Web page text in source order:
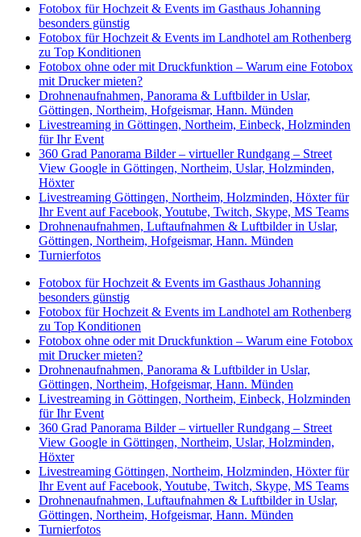
Fotobox für Hochzeit & Events im Gasthaus Johanning
besonders günstig
Fotobox für Hochzeit & Events im Landhotel am Rothenberg
zu Top Konditionen
Fotobox ohne oder mit Druckfunktion – Warum eine Fotobox
mit Drucker mieten?
Drohnenaufnahmen, Panorama & Luftbilder in Uslar,
Göttingen, Northeim, Hofgeismar, Hann. Münden
Livestreaming in Göttingen, Northeim, Einbeck, Holzminden
für Ihr Event
360 Grad Panorama Bilder – virtueller Rundgang – Street
View Google in Göttingen, Northeim, Uslar, Holzminden,
Höxter
Livestreaming Göttingen, Northeim, Holzminden, Höxter für
Ihr Event auf Facebook, Youtube, Twitch, Skype, MS Teams
Drohnenaufnahmen, Luftaufnahmen & Luftbilder in Uslar,
Göttingen, Northeim, Hofgeismar, Hann. Münden
Turnierfotos
Fotobox für Hochzeit & Events im Gasthaus Johanning
besonders günstig
Fotobox für Hochzeit & Events im Landhotel am Rothenberg
zu Top Konditionen
Fotobox ohne oder mit Druckfunktion – Warum eine Fotobox
mit Drucker mieten?
Drohnenaufnahmen, Panorama & Luftbilder in Uslar,
Göttingen, Northeim, Hofgeismar, Hann. Münden
Livestreaming in Göttingen, Northeim, Einbeck, Holzminden
für Ihr Event
360 Grad Panorama Bilder – virtueller Rundgang – Street
View Google in Göttingen, Northeim, Uslar, Holzminden,
Höxter
Livestreaming Göttingen, Northeim, Holzminden, Höxter für
Ihr Event auf Facebook, Youtube, Twitch, Skype, MS Teams
Drohnenaufnahmen, Luftaufnahmen & Luftbilder in Uslar,
Göttingen, Northeim, Hofgeismar, Hann. Münden
Turnierfotos